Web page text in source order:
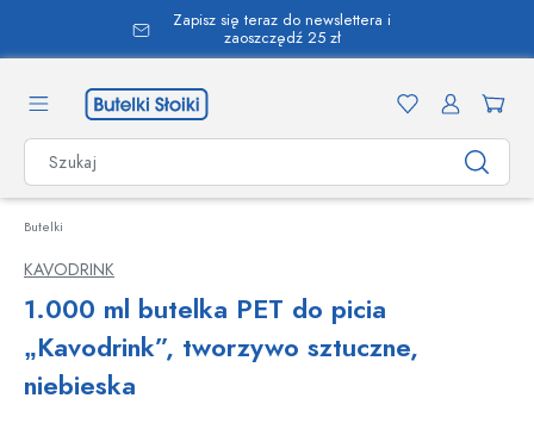
zawartości
Zapisz się teraz do newslettera i
zaoszczędź 25 zł
Butelki
KAVODRINK
1.000 ml butelka PET do picia
„Kavodrink”, tworzywo sztuczne,
niebieska